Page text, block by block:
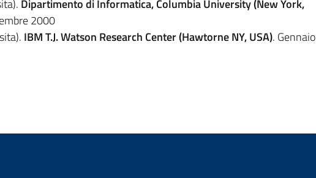
Dipartimento di Informatica, Columbia University (New York,
2000
IBM T.J. Watson Research Center (Hawtorne NY, USA). Gennaio